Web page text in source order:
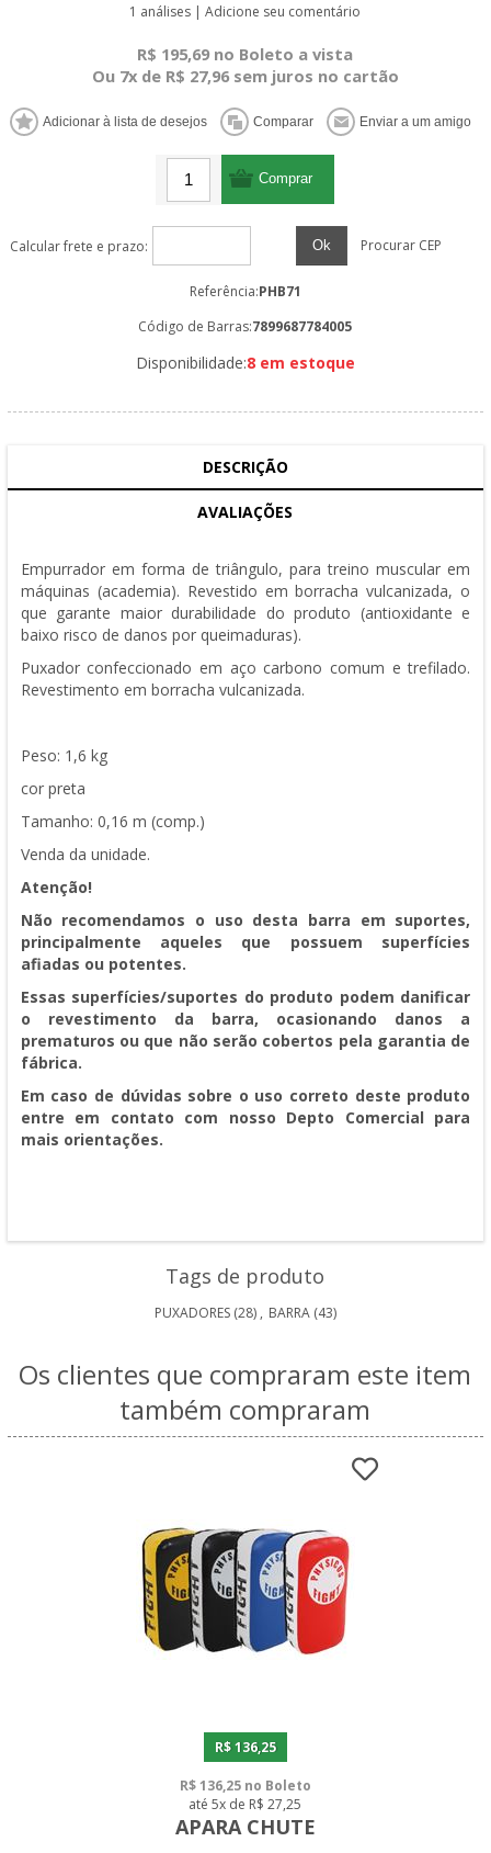
1 análises | Adicione seu comentário
R$ 195,69 no Boleto a vista
Ou 7x de R$ 27,96 sem juros no cartão
Calcular frete e prazo: Ok Procurar CEP
Referência:PHB71
Código de Barras:7899687784005
Disponibilidade:8 em estoque
DESCRIÇÃO
AVALIAÇÕES
Empurrador em forma de triângulo, para treino muscular em
máquinas (academia). Revestido em borracha vulcanizada, o
que garante maior durabilidade do produto (antioxidante e
baixo risco de danos por queimaduras).
Puxador confeccionado em aço carbono comum e trefilado.
Revestimento em borracha vulcanizada.
Peso: 1,6 kg
cor preta
Tamanho: 0,16 m (comp.)
Venda da unidade.
Atenção!
Não recomendamos o uso desta barra em suportes,
principalmente aqueles que possuem superfícies
afiadas ou potentes.
Essas superfícies/suportes do produto podem danificar
o revestimento da barra, ocasionando danos a
prematuros ou que não serão cobertos pela garantia de
fábrica.
Em caso de dúvidas sobre o uso correto deste produto
entre em contato com nosso Depto Comercial para
mais orientações.
Tags de produto
PUXADORES (28) , BARRA (43)
Os clientes que compraram este item
também compraram
R$ 136,25
R$ 136,25 no Boleto
até 5x de R$ 27,25
APARA CHUTE